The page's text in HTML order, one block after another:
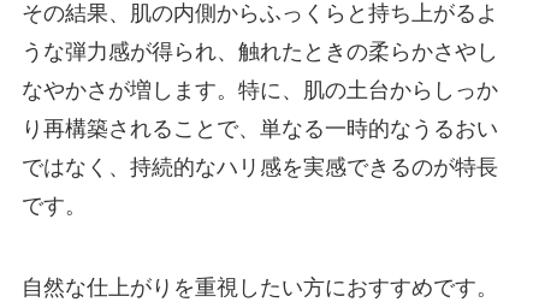
その結果、肌の内側からふっくらと持ち上がるよ
うな弾力感が得られ、触れたときの柔らかさやし
なやかさが増します。特に、肌の土台からしっか
り再構築されることで、単なる一時的なうるおい
ではなく、持続的なハリ感を実感できるのが特長
です。
自然な仕上がりを重視したい方におすすめです。